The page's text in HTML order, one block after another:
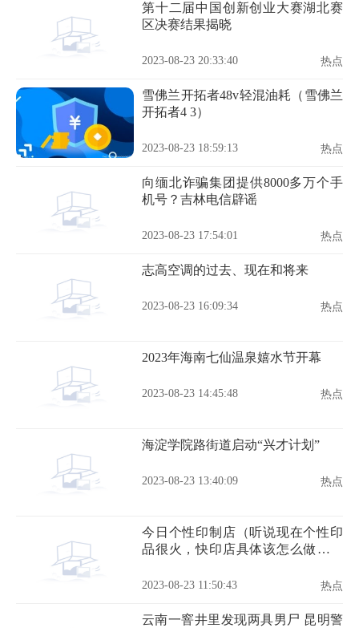
第十二届中国创新创业大赛湖北赛
区决赛结果揭晓
2023-08-23 20:33:40 热点
雪佛兰开拓者48v轻混油耗（雪佛兰
开拓者4 3）
2023-08-23 18:59:13 热点
向缅北诈骗集团提供8000多万个手
机号？吉林电信辟谣
2023-08-23 17:54:01 热点
志高空调的过去、现在和将来
2023-08-23 16:09:34 热点
2023年海南七仙温泉嬉水节开幕
2023-08-23 14:45:48 热点
海淀学院路街道启动“兴才计划”
2023-08-23 13:40:09 热点
今日个性印制店（听说现在个性印
品很火，快印店具体该怎么做个性
2023-08-23 11:50:43 热点
云南一窨井里发现两具男尸 昆明警